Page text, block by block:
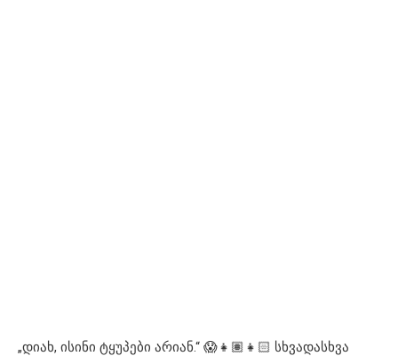
„დიახ, ისინი ტყუპები არიან.“ 😱👧🏽👧🏻 სხვადასხვა